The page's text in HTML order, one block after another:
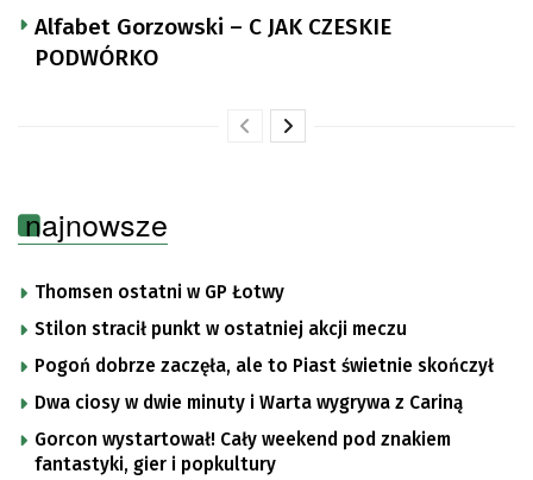
Alfabet Gorzowski – C JAK CZESKIE
PODWÓRKO
najnowsze
Thomsen ostatni w GP Łotwy
Stilon stracił punkt w ostatniej akcji meczu
Pogoń dobrze zaczęła, ale to Piast świetnie skończył
Dwa ciosy w dwie minuty i Warta wygrywa z Cariną
Gorcon wystartował! Cały weekend pod znakiem
fantastyki, gier i popkultury